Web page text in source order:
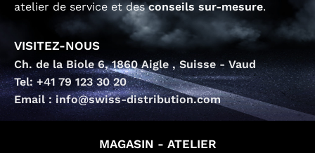
atelier de service et desconseils sur-mesure.
VISITEZ-NOUS
Ch. de la Biole 6, 1860 Aigle , Suisse - Vaud
Tel: +41 79 123 30 20
Email : info@swiss-distribution.com
MAGASIN - ATELIER